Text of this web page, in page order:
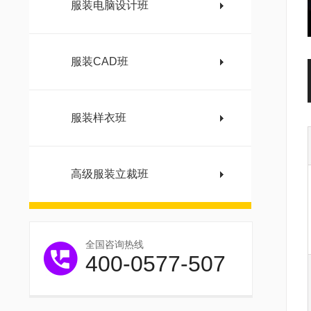
服装电脑设计班
服装CAD班
服装样衣班
高级服装立裁班
全国咨询热线
400-0577-507